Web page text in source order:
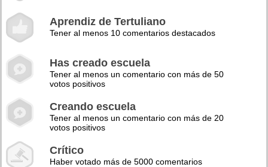
Aprendiz de Tertuliano
Tener al menos 10 comentarios destacados
Has creado escuela
Tener al menos un comentario con más de 50
votos positivos
Creando escuela
Tener al menos un comentario con más de 20
votos positivos
Crítico
Haber votado más de 5000 comentarios